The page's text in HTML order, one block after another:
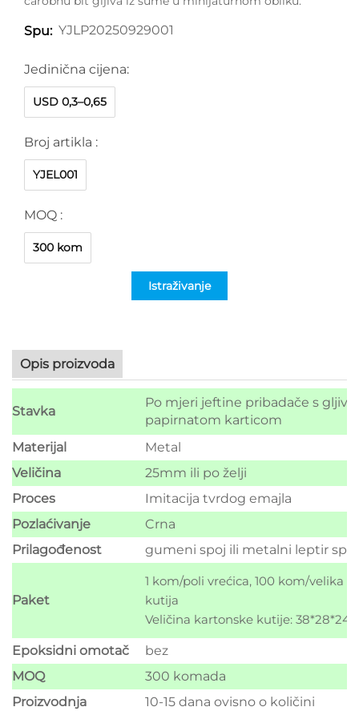
Spu: YJLP20250929001
Jedinična cijena:
USD 0,3–0,65
Broj artikla :
YJEL001
MOQ :
300 kom
Istraživanje
Opis proizvoda
Stavka
Po mjeri jeftine pribadače s
papirnatom karticom
Materijal
Metal
Veličina
25mm ili po želji
Proces
Imitacija tvrdog emajla
Pozlaćivanje
Crna
Prilagođenost
gumeni spoj ili metalni leptir spoj
Paket
1 kom/poli vrećica, 100 kom/velika
kutija
Veličina kartonske kutije: 38*28*24
Epoksidni omotač
bez
MOQ
300 komada
Proizvodnja
10-15 dana ovisno o količini